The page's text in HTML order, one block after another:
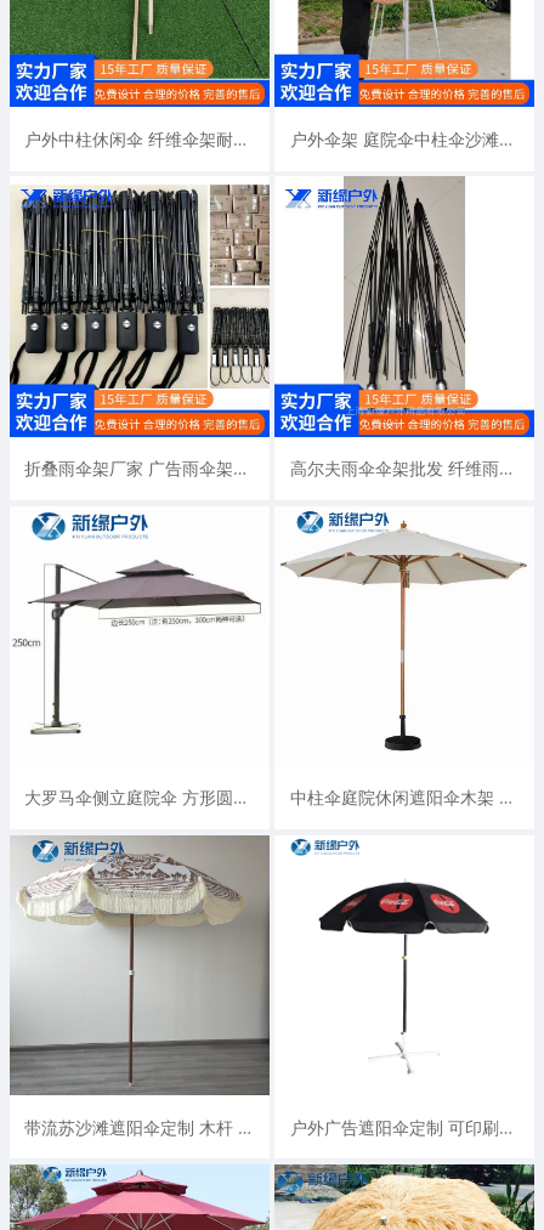
户外中柱休闲伞 纤维伞架耐用抗风强厂家定制批发 户外伞架 庭院伞中柱伞沙滩伞伞架批发厂家直销
折叠雨伞架厂家 广告雨伞架子 三折伞自动伞架批发定制 高尔夫雨伞伞架批发 纤维雨伞架子厂家定制直销直杆伞伞架
大罗马伞侧立庭院伞 方形圆形都有现货 中柱伞庭院休闲遮阳伞木架 铁架 铝架都可做
带流苏沙滩遮阳伞定制 木杆 铝杆均可定制 户外广告遮阳伞定制 可印刷LOGO和广告 质量好